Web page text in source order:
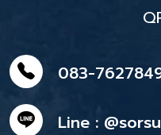
083-
Line :